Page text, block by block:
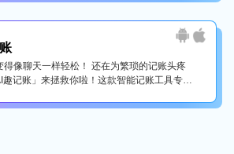
得像聊天一样轻松！ 还在为繁琐的记账头疼
趣记账」来拯救你啦！这款智能记账工具专为